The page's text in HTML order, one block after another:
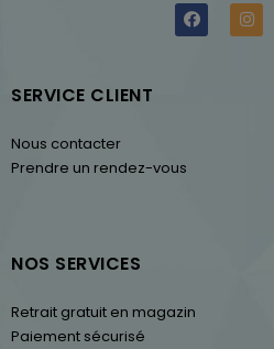
SERVICE CLIENT
Nous contacter
Prendre un rendez-vous
NOS SERVICES
Retrait gratuit en magazin
Paiement sécurisé